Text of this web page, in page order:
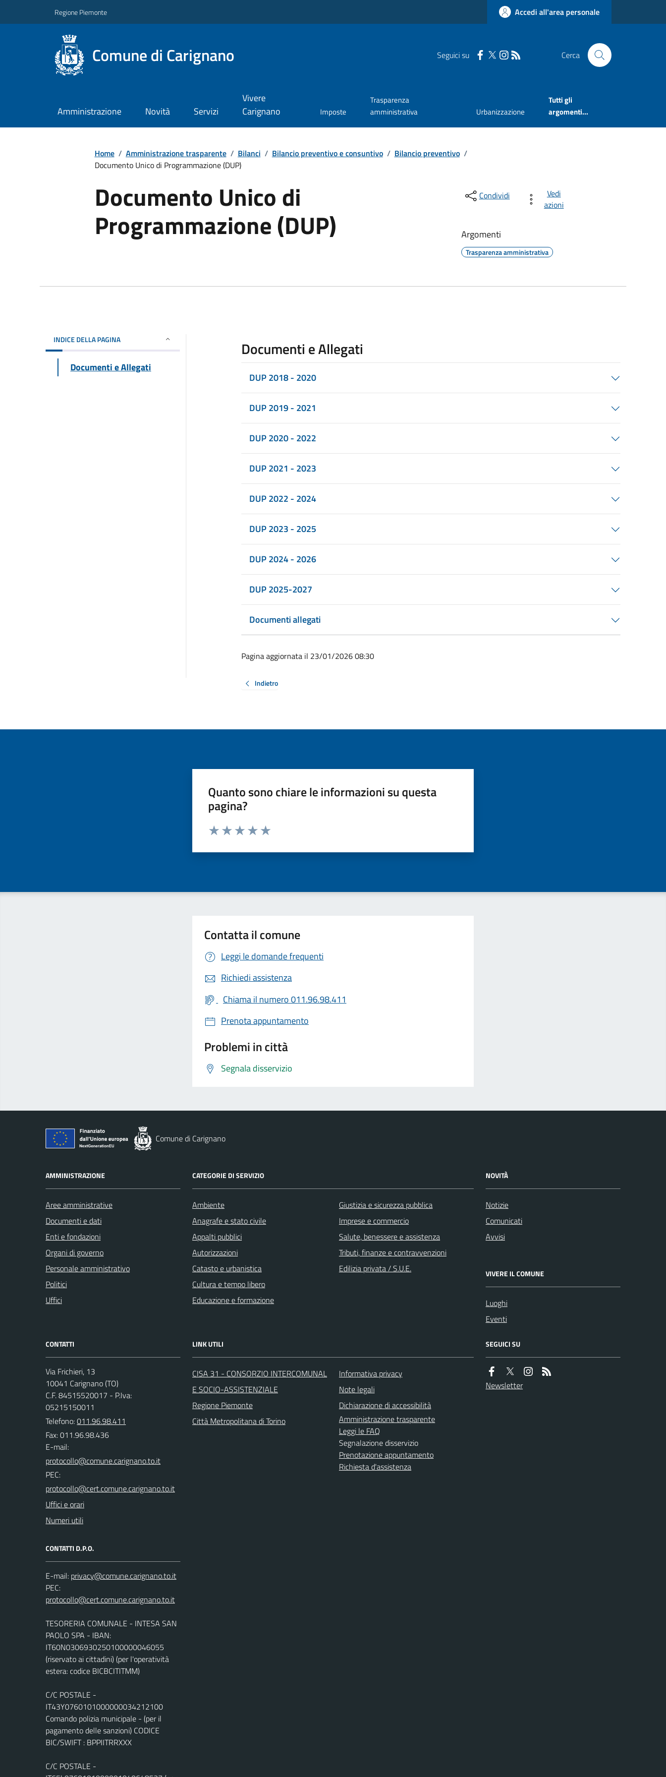
Regione Piemonte Accedi all'area personale
Comune di Carignano Seguici su Cerca
Amministrazione Novità Servizi
Vivere
Carignano
Imposte
Trasparenza
amministrativa
Urbanizzazione
Tutti gli
argomenti...
Home / Amministrazione trasparente / Bilanci / Bilancio preventivo e consuntivo / Bilancio preventivo /
Documento Unico di Programmazione (DUP)
Documento Unico di
Programmazione (DUP)
Condividi
Vedi
azioni
Argomenti
Trasparenza amministrativa
INDICE DELLA PAGINA
Documenti e Allegati
Documenti e Allegati
DUP 2018 - 2020
DUP 2019 - 2021
DUP 2020 - 2022
DUP 2021 - 2023
DUP 2022 - 2024
DUP 2023 - 2025
DUP 2024 - 2026
DUP 2025-2027
Documenti allegati
Pagina aggiornata il 23/01/2026 08:30
Indietro
Quanto sono chiare le informazioni su questa
pagina?
Valuta da 1 a 5 stelle la pagina
Contatta il comune
Leggi le domande frequenti
Richiedi assistenza
Chiama il numero 011.96.98.411
Prenota appuntamento
Problemi in città
Segnala disservizio
Comune di Carignano
AMMINISTRAZIONE
Aree amministrative
Documenti e dati
Enti e fondazioni
Organi di governo
Personale amministrativo
Politici
Uffici
CATEGORIE DI SERVIZIO
Ambiente
Anagrafe e stato civile
Appalti pubblici
Autorizzazioni
Catasto e urbanistica
Cultura e tempo libero
Educazione e formazione
Giustizia e sicurezza pubblica
Imprese e commercio
Salute, benessere e assistenza
Tributi, finanze e contravvenzioni
Edilizia privata / S.U.E.
NOVITÀ
Notizie
Comunicati
Avvisi
VIVERE IL COMUNE
Luoghi
Eventi
CONTATTI
Via Frichieri, 13
10041 Carignano (TO)
C.F. 84515520017 - P.Iva:
05215150011
Telefono:011.96.98.411
Fax: 011.96.98.436
E-mail:
PEC:
Uffici e orari
Numeri utili
CONTATTI D.P.O.
E-mail:
PEC:
TESORERIA COMUNALE - INTESA SAN
PAOLO SPA - IBAN:
IT60N0306930250100000046055
(riservato ai cittadini) (per l'operatività
estera: codice BICBCITITMM)
C/C POSTALE -
IT43Y0760101000000034212100
Comando polizia municipale - (per il
pagamento delle sanzioni) CODICE
BIC/SWIFT : BPPIITRRXXX
C/C POSTALE -
LINK UTILI
CISA 31 - CONSORZIO INTERCOMUNAL
E SOCIO-ASSISTENZIALE
Regione Piemonte
Città Metropolitana di Torino
Informativa privacy
Note legali
Dichiarazione di accessibilità
Amministrazione trasparente
Leggi le FAQ
Segnalazione disservizio
Prenotazione appuntamento
Richiesta d'assistenza
SEGUICI SU
Newsletter